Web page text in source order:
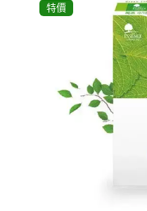
特價